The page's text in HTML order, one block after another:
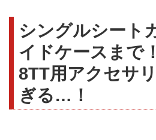
シングルシート
イドケースまで
8TT用アクセサ
ぎる…！